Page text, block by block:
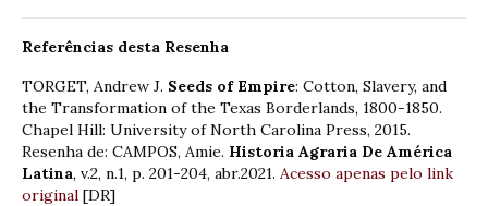
Referências desta Resenha
TORGET, Andrew J. Seeds of Empire: Cotton, Slavery, and
the Transformation of the Texas Borderlands, 1800-1850.
Chapel Hill: University of North Carolina Press, 2015.
Resenha de: CAMPOS, Amie. Historia Agraria De América
Latina, v.2, n.1, p. 201-204, abr.2021. Acesso apenas pelo link
original [DR]